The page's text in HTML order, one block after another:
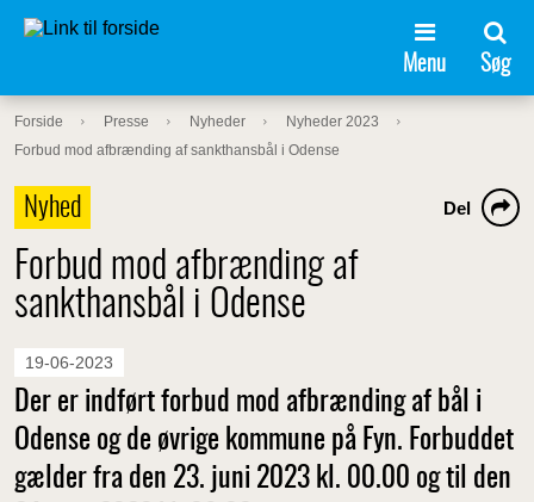
Menu Søg
Forside Presse Nyheder
Nyheder 2023
Forbud mod afbrænding af sankthansbål i Odense
Nyhed
Forbud mod afbrænding af
sankthansbål i Odense
Del
19-06-2023
Der er indført forbud mod afbrænding af bål i
Odense og de øvrige kommune på Fyn. Forbuddet
gælder fra den 23. juni 2023 kl. 00.00 og til den